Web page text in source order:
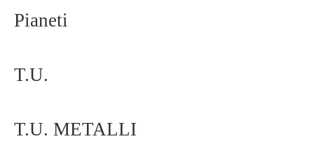
Pianeti
T.U.
T.U. METALLI